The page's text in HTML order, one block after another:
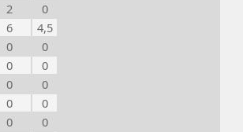
2
0
6
4,5
0
0
0
0
0
0
0
0
0
0